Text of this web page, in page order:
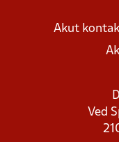
Akut
Ved